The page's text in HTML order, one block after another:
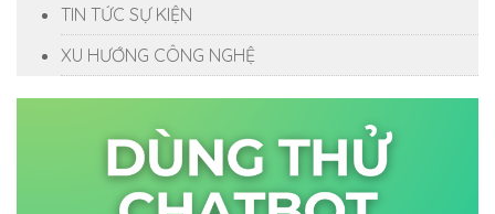
TIN TỨC SỰ KIỆN
XU HƯỚNG CÔNG NGHỆ